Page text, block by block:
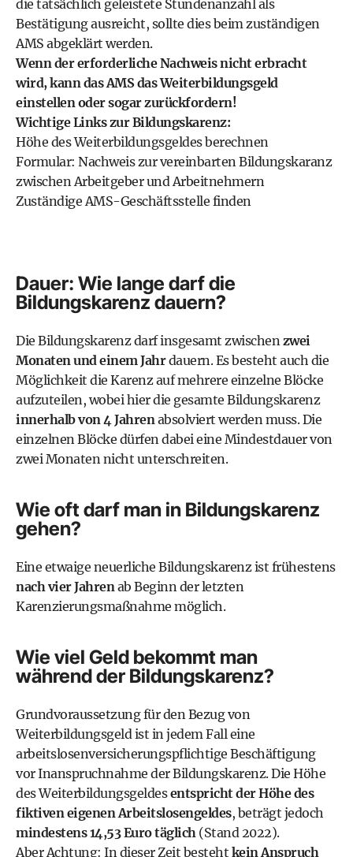
die tatsächlich geleistete Stundenanzahl als
Bestätigung ausreicht, sollte dies beim zuständigen
AMS abgeklärt werden.
Wenn der erforderliche Nachweis nicht erbracht
wird, kann das AMS das Weiterbildungsgeld
einstellen oder sogar zurückfordern!
Wichtige Links zur Bildungskarenz:
Höhe des Weiterbildungsgeldes berechnen
Formular: Nachweis zur vereinbarten Bildungskaranz
zwischen Arbeitgeber und Arbeitnehmern
Zuständige AMS-Geschäftsstelle finden
Dauer: Wie lange darf die
Bildungskarenz dauern?
Die Bildungskarenz darf insgesamt zwischenzwei
Monaten und einem Jahrdauern. Es besteht auch die
Möglichkeit die Karenz auf mehrere einzelne Blöcke
aufzuteilen, wobei hier die gesamte Bildungskarenz
innerhalb von 4 Jahrenabsolviert werden muss. Die
einzelnen Blöcke dürfen dabei eine Mindestdauer von
zwei Monaten nicht unterschreiten.
Wie oft darf man in Bildungskarenz
gehen?
Eine etwaige neuerliche Bildungskarenz ist frühestens
nach vier Jahrenab Beginn der letzten
Karenzierungsmaßnahme möglich.
Wie viel Geld bekommt man
während der Bildungskarenz?
Grundvoraussetzung für den Bezug von
Weiterbildungsgeld ist in jedem Fall eine
arbeitslosenversicherungspflichtige Beschäftigung
vor Inanspruchnahme der Bildungskarenz. Die Höhe
des Weiterbildungsgeldesentspricht der Höhe des
fiktiven eigenen Arbeitslosengeldes, beträgt jedoch
mindestens 14,53 Euro täglich(Stand 2022).
Aber Achtung: In dieser Zeit besteht kein Anspruch